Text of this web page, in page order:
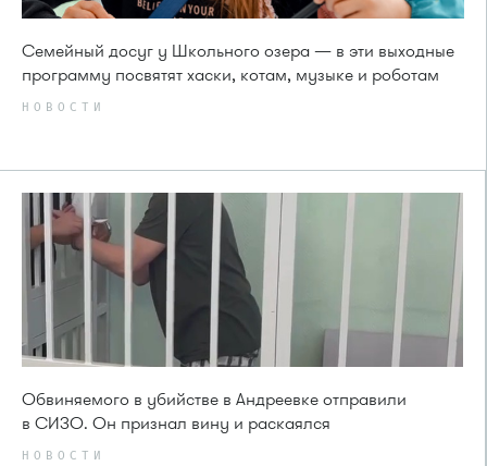
Семейный досуг у Школьного озера — в эти выходные
программу посвятят хаски, котам, музыке и роботам
НОВОСТИ
Обвиняемого в убийстве в Андреевке отправили
в СИЗО. Он признал вину и раскаялся
НОВОСТИ